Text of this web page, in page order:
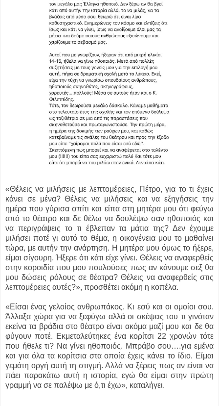
«Θέλεις να μιλήσεις με λεπτομέρειες, Πέτρο, για το τι έχεις
κάνει σε μένα? Θέλεις να μιλήσεις και να εξηγήσεις την
ημέρα που γύρισα σπίτι και είπα στη μητέρα μου ότι φεύγω
από το θέατρο και δε θέλω να δουλέψω σαν ηθοποιός και
να περιγράψεις το τι έβλεπαν τα μάτια της? Δεν έχουμε
μιλήσει ποτέ γι αυτό το θέμα, η οικογένεια μου το μαθαίνει
τώρα, με αυτήν την ανάρτηση. Η μητέρα μου όμως το ήξερε,
είμαι σίγουρη. Ήξερε ότι κάτι είχε γίνει. Θέλεις να αναφερθείς
στην κοροιδία που μου πουλούσες πως αν κάνουμε σεξ θα
μου δώσεις ρόλους σε θέατρα? Θέλεις να αναφερθείς στις
λεπτομέρειες αυτές?», προσθέτει ακόμη η κοπέλα.
«Είσαι ένας γελοίος ανθρωπάκος. Κι εσύ και οι ομοίοι σου.
Άλλαξα χώρα για να ξεφύγω αλλά οι σκέψεις του τι γινόταν
εκείνα τα βράδια στο θέατρο είναι ακόμα μαζί μου και δε θα
φύγουν ποτέ. Εκμεταλεύτηκες ένα κορίτσι 22 χρονών τότε
που ήθελε τι? Να γίνει ηθοποιός. Μπράβο σου….για εμένα
και για όλα τα κορίτσια στα οποία έχεις κάνει το ίδιο. Είμαι
γεμάτη οργή αυτή τη στιγμή. Αλλά να ξέρεις πως αν είναι να
πάει παρακάτω αυτή η ιστορία, εγώ θα είμαι στην πρώτη
γραμμή να σε παλέψω με ό,τι έχω», καταλήγει.